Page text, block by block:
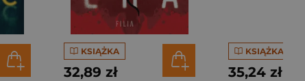
KSIĄŻKA
32,89 zł
KSIĄŻKA
35,24 zł